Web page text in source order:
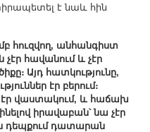
է նաև հին
հուզվող, անհանգիստ
հավանում և չէր
Այդ հատկությունը,
էր բերում։
էր վաստակում, և հաճախ
իրավաբան՝ նա չէր
դեպքում դատարան